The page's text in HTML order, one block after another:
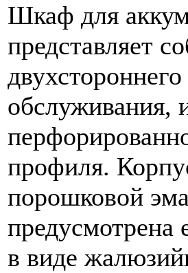
Шкаф для
представляет
обслуживания,
профиля.
порошковой
предусмотрена
в виде